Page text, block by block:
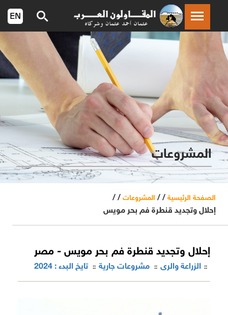
المشروعات
الصفحة الرئيسية / / المشروعات / /
إحلال وتجديد قنطرة فم بحر مويس
إحلال وتجديد قنطرة فم بحر مويس - مصر
تايخ البدء : 2024:: مشروعات جارية:: الزراعة والرى ::